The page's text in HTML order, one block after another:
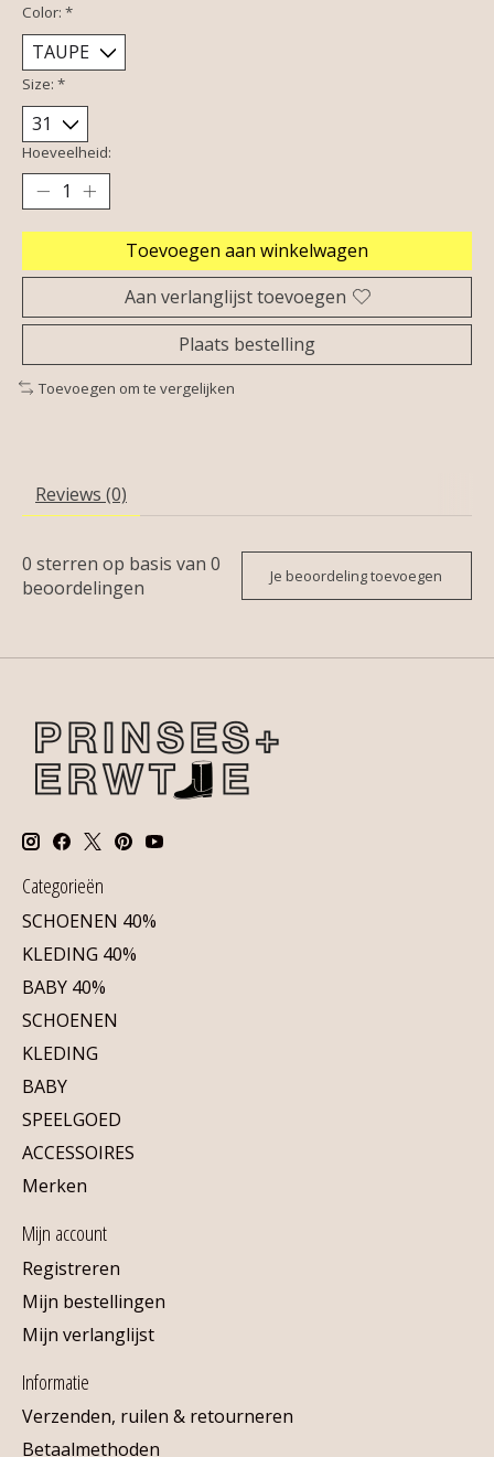
Color: *
Size: *
Hoeveelheid:
Toevoegen aan winkelwagen
Aan verlanglijst toevoegen
Plaats bestelling
Toevoegen om te vergelijken
Reviews (0)
0 sterren op basis van 0
beoordelingen
Je beoordeling toevoegen
Categorieën
SCHOENEN 40%
KLEDING 40%
BABY 40%
SCHOENEN
KLEDING
BABY
SPEELGOED
ACCESSOIRES
Merken
Mijn account
Registreren
Mijn bestellingen
Mijn verlanglijst
Informatie
Verzenden, ruilen & retourneren
Betaalmethoden